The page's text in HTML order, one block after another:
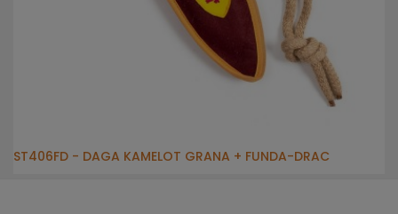
ST406FD - DAGA KAMELOT GRANA + FUNDA-DRAC